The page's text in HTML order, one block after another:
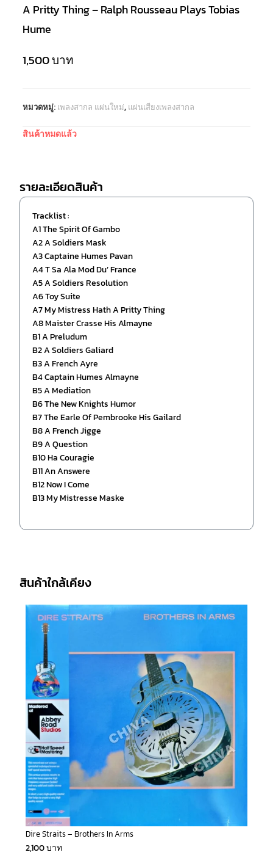
A Pritty Thing – Ralph Rousseau Plays Tobias
Hume
1,500บาท
หมวดหมู่: เพลงสากล แผ่นใหม่, แผ่นเสียงเพลงสากล
สินค้าหมดแล้ว
รายละเอียดสินค้า
Tracklist :
A1 The Spirit Of Gambo
A2 A Soldiers Mask
A3 Captaine Humes Pavan
A4 T Sa Ala Mod Du’ France
A5 A Soldiers Resolution
A6 Toy Suite
A7 My Mistress Hath A Pritty Thing
A8 Maister Crasse His Almayne
B1 A Preludum
B2 A Soldiers Galiard
B3 A French Ayre
B4 Captain Humes Almayne
B5 A Mediation
B6 The New Knights Humor
B7 The Earle Of Pembrooke His Gailard
B8 A French Jigge
B9 A Question
B10 Ha Couragie
B11 An Answere
B12 Now I Come
B13 My Mistresse Maske
สินค้าใกล้เคียง
Dire Straits – Brothers In Arms
2,100บาท